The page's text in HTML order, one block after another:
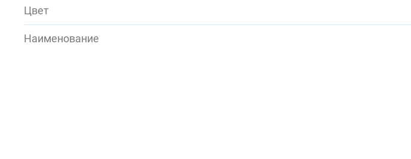
Цвет
Наименование